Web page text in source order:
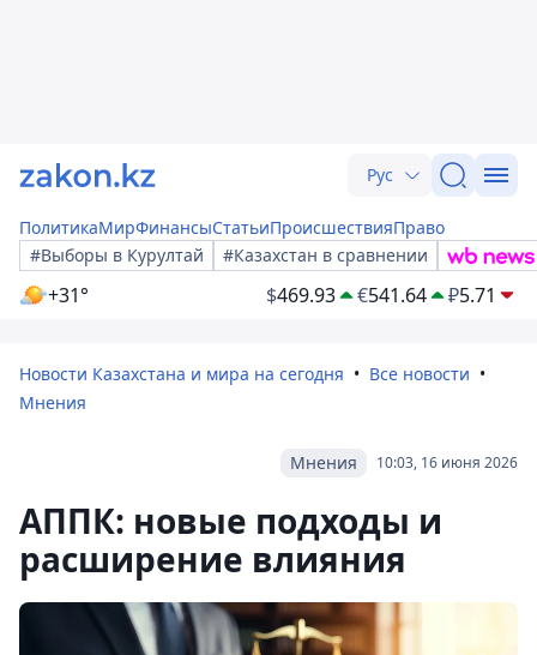
Рус
ПолитикаМирФинансыСтатьиПроисшествияПраво
#Выборы в Курултай
#Казахстан в сравнении
+31° $469.93 €541.64 ₽5.71
Новости Казахстана и мира на сегодня
Все новости
Мнения
10:03, 16 июня 2026
Мнения
АППК: новые подходы и
расширение влияния